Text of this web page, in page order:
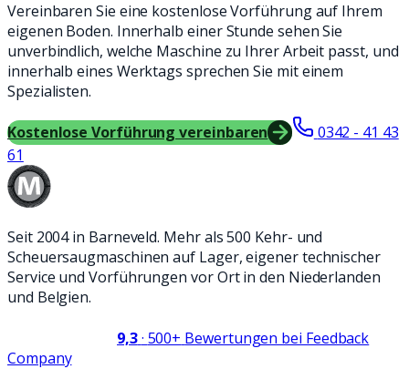
Vereinbaren Sie eine kostenlose Vorführung auf Ihrem
eigenen Boden. Innerhalb einer Stunde sehen Sie
unverbindlich, welche Maschine zu Ihrer Arbeit passt, und
innerhalb eines Werktags sprechen Sie mit einem
Spezialisten.
Kostenlose Vorführung vereinbaren
0342 - 41 43
61
Seit 2004 in Barneveld. Mehr als 500 Kehr- und
Scheuersaugmaschinen auf Lager, eigener technischer
Service und Vorführungen vor Ort in den Niederlanden
und Belgien.
9,3· 500+ Bewertungen bei Feedback
Company